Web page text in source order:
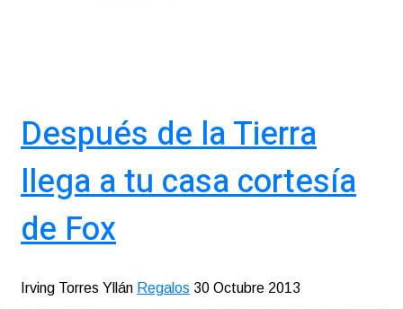
Después de la Tierra
llega a tu casa cortesía
de Fox
Irving Torres Yllán Regalos 30 Octubre 2013